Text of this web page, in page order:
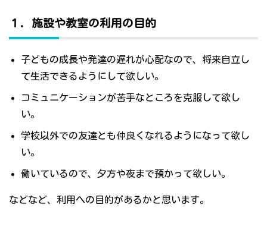
１．施設や教室の利用の目的
子どもの成長や発達の遅れが心配なので、将来自立し
て生活できるようにして欲しい。
コミュニケーションが苦手なところを克服して欲し
い。
学校以外での友達とも仲良くなれるようになって欲し
い。
働いているので、夕方や夜まで預かって欲しい。
などなど、利用への目的があるかと思います。